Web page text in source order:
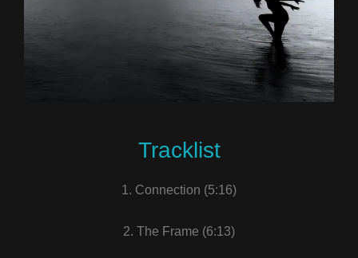
Tracklist
1. Connection (5:16)
2. The Frame (6:13)